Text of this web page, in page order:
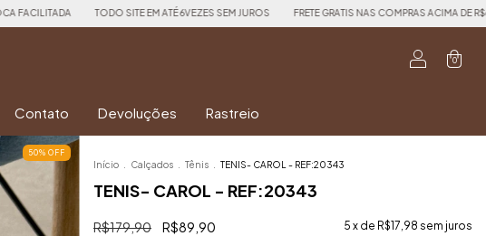
TODO SITE EM ATÉ 6VEZES SEM JUROS FRETE GRATIS NAS COMPRAS ACIMA DE R$699 PARA OS
0
Contato Devoluções Rastreio
50% OFF
Início Calçados Tênis TENIS- CAROL - REF:20343
TENIS- CAROL - REF:20343
R$179,90 R$89,90 5 x de R$17,98 sem juros